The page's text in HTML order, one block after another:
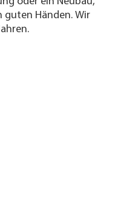
guten Händen. Wir